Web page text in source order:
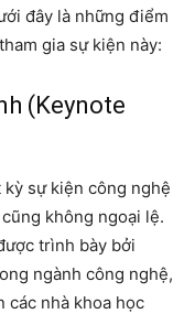
đây là những điểm
gia sự kiện này:
(Keynote
sự kiện công nghệ
không ngoại lệ.
trình bày bởi
ngành công nghệ,
các nhà khoa học